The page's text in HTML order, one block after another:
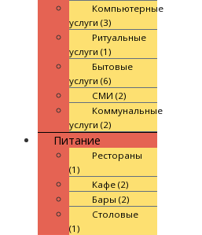
Компьютерные
услуги (3)
Ритуальные
услуги (1)
Бытовые
услуги (6)
СМИ (2)
Коммунальные
услуги (2)
Питание
Рестораны
(1)
Кафе (2)
Бары (2)
Столовые
(1)